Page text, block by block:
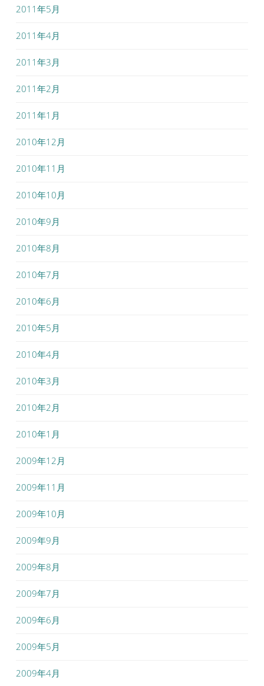
2011年5月
2011年4月
2011年3月
2011年2月
2011年1月
2010年12月
2010年11月
2010年10月
2010年9月
2010年8月
2010年7月
2010年6月
2010年5月
2010年4月
2010年3月
2010年2月
2010年1月
2009年12月
2009年11月
2009年10月
2009年9月
2009年8月
2009年7月
2009年6月
2009年5月
2009年4月